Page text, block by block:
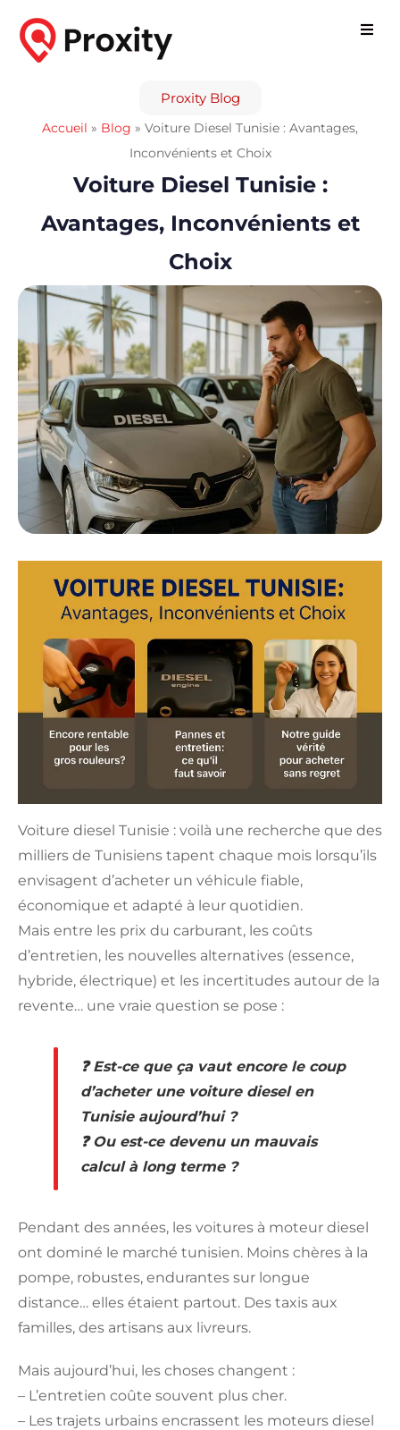
Proxity Blog
Accueil » Blog » Voiture Diesel Tunisie : Avantages,
Inconvénients et Choix
Voiture Diesel Tunisie :
Avantages, Inconvénients et
Choix
Voiture diesel Tunisie : voilà une recherche que des
milliers de Tunisiens tapent chaque mois lorsqu’ils
envisagent d’acheter un véhicule fiable,
économique et adapté à leur quotidien.
Mais entre les prix du carburant, les coûts
d’entretien, les nouvelles alternatives (essence,
hybride, électrique) et les incertitudes autour de la
revente… une vraie question se pose :
❓Est-ce que ça vaut encore le coup
d’acheter une voiture diesel en
Tunisie aujourd’hui ?
❓Ou est-ce devenu un mauvais
calcul à long terme ?
Pendant des années, les voitures à moteur diesel
ont dominé le marché tunisien. Moins chères à la
pompe, robustes, endurantes sur longue
distance… elles étaient partout. Des taxis aux
familles, des artisans aux livreurs.
Mais aujourd’hui, les choses changent :
– L’entretien coûte souvent plus cher.
– Les trajets urbains encrassent les moteurs diesel